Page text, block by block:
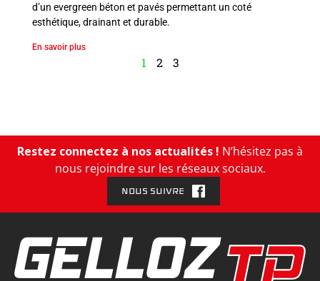
d’un evergreen béton et pavés permettant un coté
esthétique, drainant et durable.
En savoir plus
1 2 3
Restez connectez à nos actualités ! N’hésitez pas à
nous rejoindre sur les réseaux sociaux.
NOUS SUIVRE